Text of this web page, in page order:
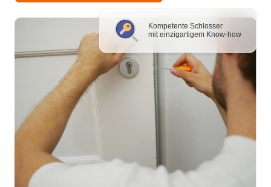
Kompetente Schlosser
mit einzigartigem Know-how